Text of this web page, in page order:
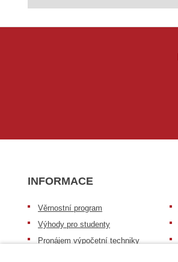
INFORMACE
Věrnostní program
Výhody pro studenty
Pronájem výpočetní techniky